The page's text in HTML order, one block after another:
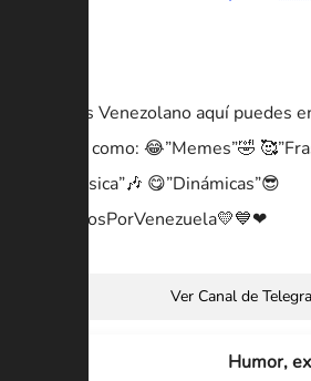
Si eres Venezolano aquí puedes
cosas, como: 😂”Memes”🤣
🎵”Música”🎶 😋”Dinámicas”😎
#UnidosPorVenezuela💛💙❤
Ver Canal de
Humor,